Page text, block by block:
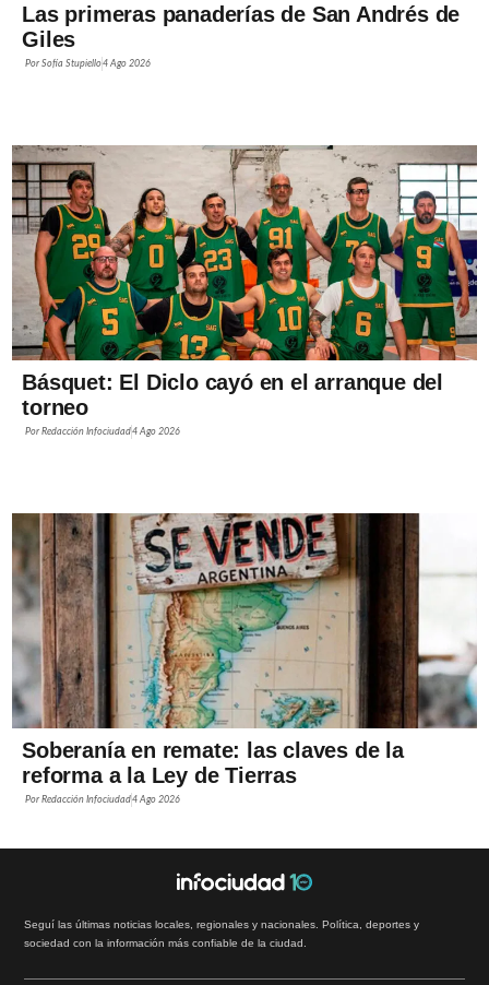
Las primeras panaderías de San Andrés de
Giles
PorSofía Stupiello4 Ago 2026
Básquet: El Diclo cayó en el arranque del
torneo
PorRedacción Infociudad4 Ago 2026
Soberanía en remate: las claves de la
reforma a la Ley de Tierras
PorRedacción Infociudad4 Ago 2026
Seguí las últimas noticias locales, regionales y nacionales. Política, deportes y
sociedad con la información más confiable de la ciudad.